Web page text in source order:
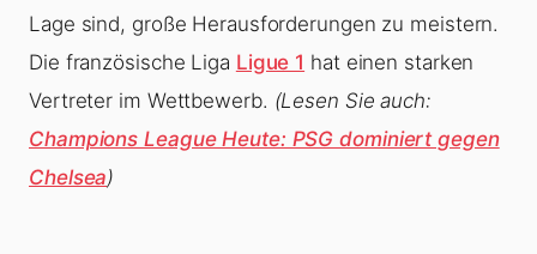
Lage sind, große Herausforderungen zu meistern.
Die französische Liga Ligue 1 hat einen starken
Vertreter im Wettbewerb. (Lesen Sie auch:
Champions League Heute: PSG dominiert gegen
Chelsea)